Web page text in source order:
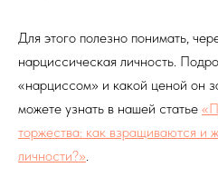
Для этого полезно понимать,
нарциссическая личность.
«нарциссом» и какой ценой он
можете узнать в нашей статье
торжества: как взращиваются и
личности?»